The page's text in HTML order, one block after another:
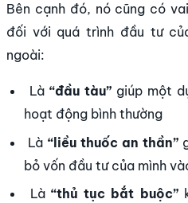
Bên cạnh đó, nó cũng có
đối với quá trình đầu tư
ngoài:
Là “đầu tàu”giúp một
hoạt động bình thường
Là “liều thuốc an thần”
bỏ vốn đầu tư của mình
Là “thủ tục bắt buộc”